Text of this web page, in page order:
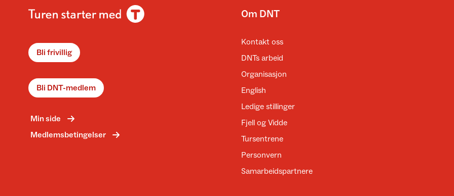
Bli frivillig
Bli DNT-medlem
Min side
Medlemsbetingelser
Om DNT
Kontakt oss
DNTs arbeid
Organisasjon
English
Ledige stillinger
Fjell og Vidde
Tursentrene
Personvern
Samarbeidspartnere